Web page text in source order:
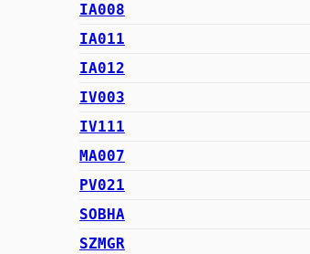
IA008
IA011
IA012
IV003
IV111
MA007
PV021
SOBHA
SZMGR